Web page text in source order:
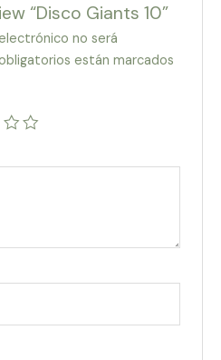
“Disco Giants 10”
no será
están marcados